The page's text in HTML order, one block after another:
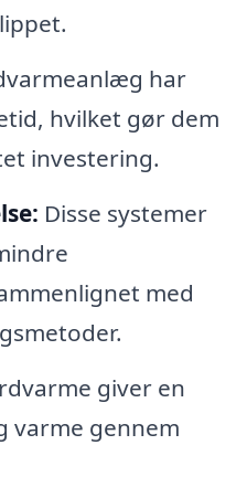
har
hvilket gør dem
investering.
Disse systemer
med
giver en
varme gennem